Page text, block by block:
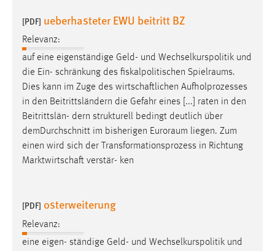
[PDF] ueberhasteter EWU beitritt BZ
Relevanz:
auf eine eigenständige Geld- und Wechselkurspolitik und
die Ein- schränkung des fiskalpolitischen Spielraums.
Dies kann im Zuge des wirtschaftlichen Aufholprozesses
in den Beitrittsländern die Gefahr eines [...] raten in den
Beitrittslän- dern strukturell bedingt deutlich über
demDurchschnitt im bisherigen Euroraum liegen. Zum
einen wird sich der Transformationsprozess in Richtung
Marktwirtschaft verstär- ken
[PDF] osterweiterung
Relevanz:
eine eigen- ständige Geld- und Wechselkurspolitik und